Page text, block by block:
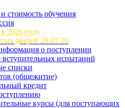
стоимость обучения
2026 году
дверей 28.07.26
о поступлении
вступительных испытаний
списки
(общежитие)
кредит
курсы (для поступающих